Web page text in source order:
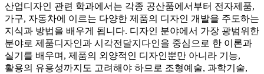
산업디자인 관련 학과에서는 각종 공산품에서부터 전자제품,
가구, 자동차에 이르는 다양한 제품의 디자인 개발을 주도하는
지식과 방법을 배우게 됩니다. 디자인 분야에서 가장 광범위한
분야로 제품디자인과 시각전달지다인을 중심으로 한 이론과
실기를 배우며, 제품의 외양적인 디자인뿐만 아니라 기능,
활용의 유용성까지도 고려해야 하므로 조형예술, 과학기술,